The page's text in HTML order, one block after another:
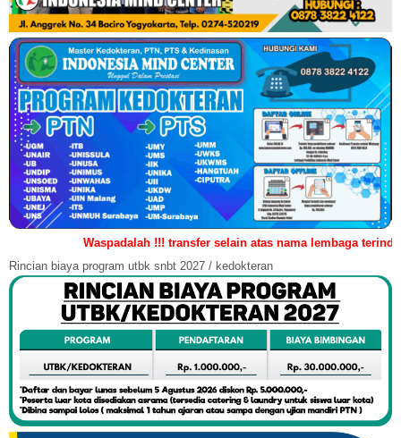
Waspadalah !!! transfer selain atas nama lembaga terindikasi ilegal/
Rincian biaya program utbk snbt 2027 / kedokteran